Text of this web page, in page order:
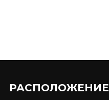
РАСПОЛОЖЕНИЕ